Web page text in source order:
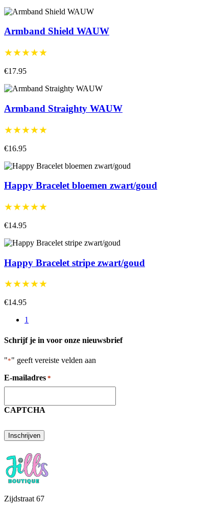
Armband Shield WAUW
★★★★★
€17.95
Armband Straighty WAUW
★★★★★
€16.95
Happy Bracelet bloemen zwart/goud
★★★★★
€14.95
Happy Bracelet stripe zwart/goud
★★★★★
€14.95
1
Schrijf je in voor onze nieuwsbrief
"*" geeft vereiste velden aan
E-mailadres *
CAPTCHA
Zijdstraat 67